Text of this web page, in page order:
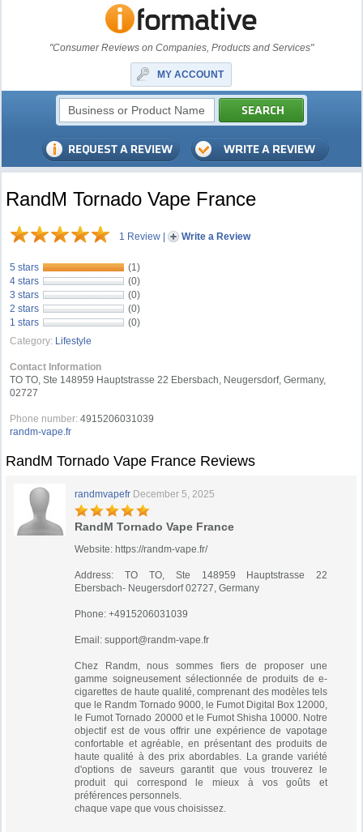
"Consumer Reviews on Companies, Products and Services"
MY ACCOUNT
RandM Tornado Vape France
1 Review | Write a Review
5 stars
(1)
4 stars
(0)
3 stars
(0)
2 stars
(0)
1 stars
(0)
Category: Lifestyle
Contact Information
TO TO, Ste 148959 Hauptstrasse 22 Ebersbach, Neugersdorf, Germany,
02727
Phone number: 4915206031039
randm-vape.fr
RandM Tornado Vape France Reviews
randmvapefr December 5, 2025
RandM Tornado Vape France
Website: https://randm-vape.fr/
Address: TO TO, Ste 148959 Hauptstrasse 22
Ebersbach- Neugersdorf 02727, Germany
Phone: +4915206031039
Email:support@randm-vape.fr
Chez Randm, nous sommes fiers de proposer une
gamme soigneusement sélectionnée de produits de e-
cigarettes de haute qualité, comprenant des modèles tels
que le Randm Tornado 9000, le Fumot Digital Box 12000,
le Fumot Tornado 20000 et le Fumot Shisha 10000. Notre
objectif est de vous offrir une expérience de vapotage
confortable et agréable, en présentant des produits de
haute qualité à des prix abordables. La grande variété
d'options de saveurs garantit que vous trouverez le
produit qui correspond le mieux à vos goûts et
préférences personnels.
chaque vape que vous choisissez.